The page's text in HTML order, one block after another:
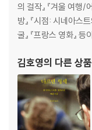
의 걸작』 『겨울 여행/
방』 『시점: 시네아스
굴』 『프랑스 영화』 등
김호영의 다른 상품